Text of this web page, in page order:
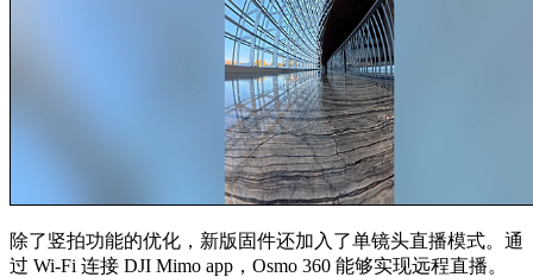
除了竖拍功能的优化，新版固件还加入了单镜头直播模式。通
过 Wi-Fi 连接 DJI Mimo app，Osmo 360 能够实现远程直播。